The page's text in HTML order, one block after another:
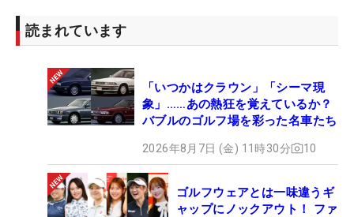
読まれています
「いつかはクラウン」「シーマ現
象」……あの熱狂を覚えているか？
バブルのゴルフ場を彩った名車たち
2026年8月7日 (金) 11時30分 10
ゴルフウェアとは一味違うギ
ャップにノックアウト！ ファ